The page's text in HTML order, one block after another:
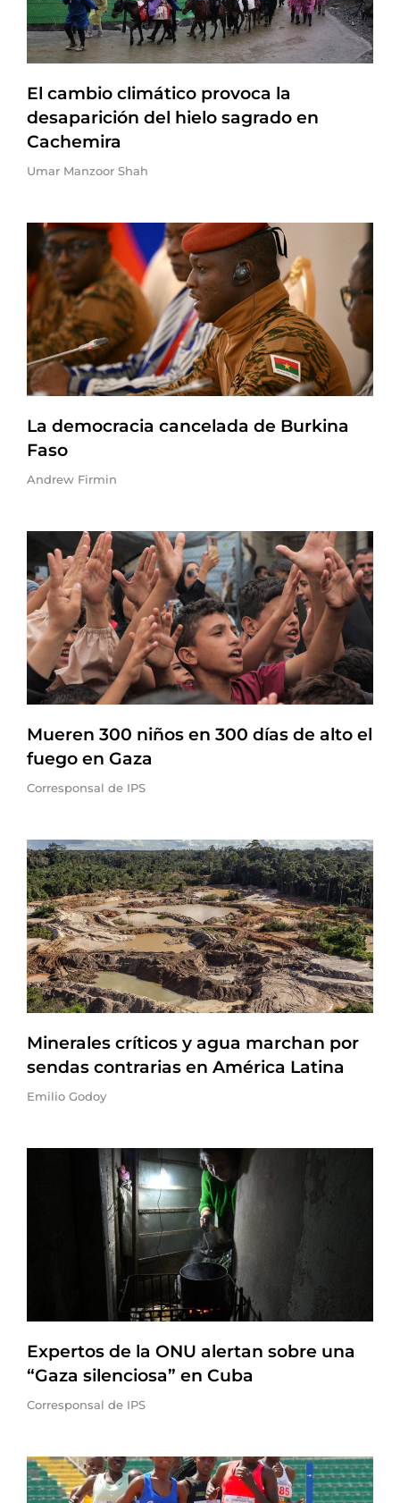
El cambio climático provoca la
desaparición del hielo sagrado en
Cachemira
Umar Manzoor Shah
La democracia cancelada de Burkina
Faso
Andrew Firmin
Mueren 300 niños en 300 días de alto el
fuego en Gaza
Corresponsal de IPS
Minerales críticos y agua marchan por
sendas contrarias en América Latina
Emilio Godoy
Expertos de la ONU alertan sobre una
“Gaza silenciosa” en Cuba
Corresponsal de IPS